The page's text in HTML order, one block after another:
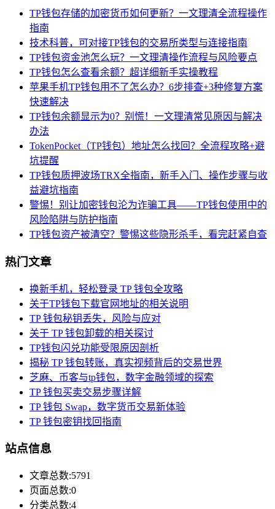
TP钱包存储的加密货币如何更新？一文理清全流程操作
指南
技术科普，可对接TP钱包的交易所类型与连接指南
TP钱包资金池怎么玩？一文理清操作流程与风险要点
TP钱包怎么查看余额？超详细新手实操教程
苹果手机TP钱包用不了怎么办？6步排查+3种修复方案
快速解决
TP钱包余额显示为0？别慌！一文理清常见原因与解决
办法
TokenPocket（TP钱包）地址怎么找回？全流程攻略+避
坑提醒
TP钱包质押波场TRX全指南，新手入门、操作步骤与收
益避坑指南
警惕！别让加密钱包沦为诈骗工具——TP钱包使用中的
风险陷阱与防护指南
TP钱包资产被清空？警惕这些隐形杀手，看完赶紧自查
热门文章
换新手机，轻松登录 TP 钱包全攻略
关于TP钱包下载官网地址的相关说明
TP 钱包秘钥丢失，风险与应对
关于 TP 钱包卸载的相关探讨
TP钱包闪兑功能受限原因剖析
揭秘 TP 钱包转账，真实视频背后的交易世界
芝麻、币客与tp钱包，数字金融领域的探索
TP 钱包买卖交易步骤详解
TP 钱包 Swap，数字货币交易新体验
TP 钱包密钥找回指南
站点信息
文章总数:5791
页面总数:0
分类总数:4